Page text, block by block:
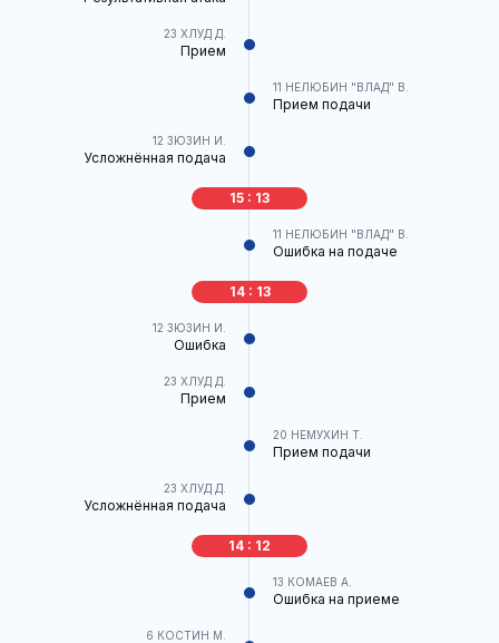
23 ХЛУД Д.
Прием
11 НЕЛЮБИН "ВЛАД" В.
Прием подачи
12 ЗЮЗИН И.
Усложнённая подача
15 : 13
11 НЕЛЮБИН "ВЛАД" В.
Ошибка на подаче
14 : 13
12 ЗЮЗИН И.
Ошибка
23 ХЛУД Д.
Прием
20 НЕМУХИН Т.
Прием подачи
23 ХЛУД Д.
Усложнённая подача
14 : 12
13 КОМАЕВ А.
Ошибка на приеме
6 КОСТИН М.